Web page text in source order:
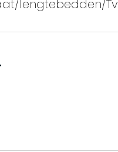
lengtebedden/Tv